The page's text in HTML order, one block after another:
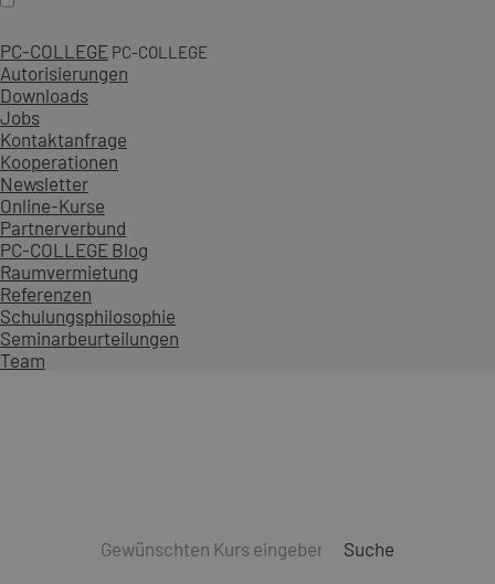
PC-COLLEGE PC-COLLEGE
Autorisierungen
Downloads
Jobs
Kontaktanfrage
Kooperationen
Newsletter
Online-Kurse
Partnerverbund
PC-COLLEGE Blog
Raumvermietung
Referenzen
Schulungsphilosophie
Seminarbeurteilungen
Team
Suche